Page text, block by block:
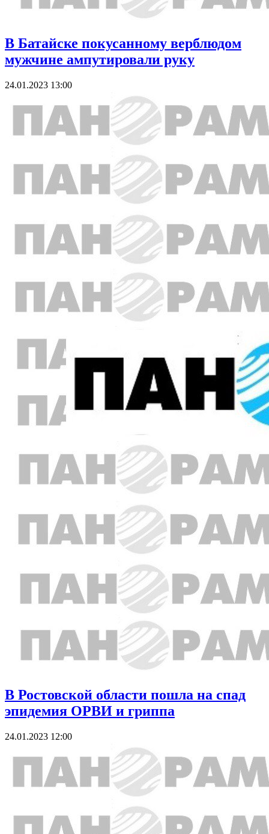
В Батайске покусанному верблюдом
мужчине ампутировали руку
24.01.2023 13:00
В Ростовской области пошла на спад
эпидемия ОРВИ и гриппа
24.01.2023 12:00